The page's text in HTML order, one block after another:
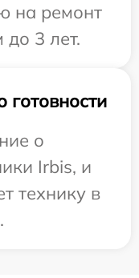
на ремонт
до 3 лет.
о
Irbis, и
технику в